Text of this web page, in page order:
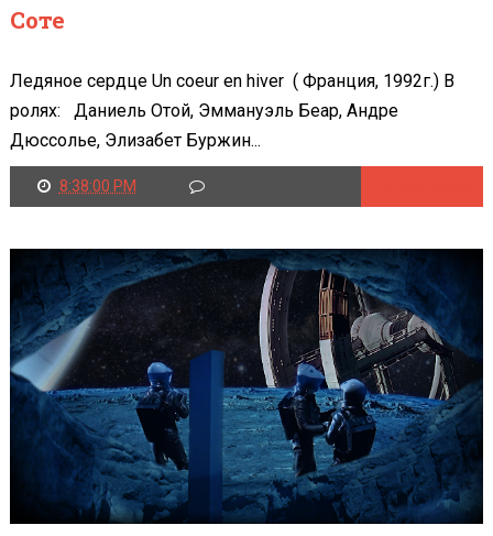
Соте
Ледяное сердце Un coeur en hiver ( Франция, 1992г.) В
ролях: Даниель Отой, Эммануэль Беар, Андре
Дюссолье, Элизабет Буржин...
8:38:00 PM